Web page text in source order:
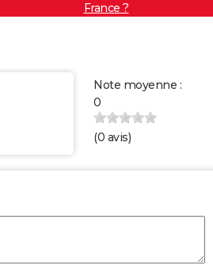
France ?
Note moyenne :
0
(0 avis)